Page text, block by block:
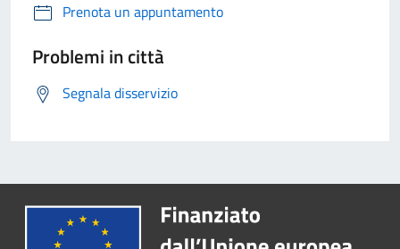
Prenota un appuntamento
Problemi in città
Segnala disservizio